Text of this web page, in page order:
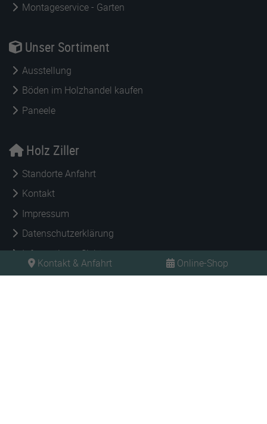
Montageservice - Garten
Unser Sortiment
Ausstellung
Böden im Holzhandel kaufen
Paneele
Holz Ziller
Standorte Anfahrt
Kontakt
Impressum
Datenschutzerklärung
Informationspflicht
Barrierefreiheit
Kontakt & Anfahrt Online-Shop